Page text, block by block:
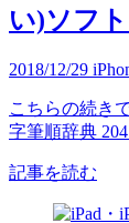
い)ソフ
2018/12/29
こちらの続き
字筆順辞典
記事を読む